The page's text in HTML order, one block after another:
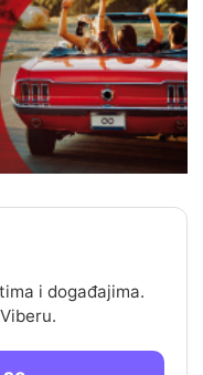
i događajima.